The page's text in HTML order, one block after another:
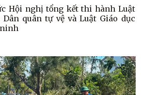
Hội nghị tổng kết thi hành Luật
Dân quân tự vệ và Luật Giáo dục